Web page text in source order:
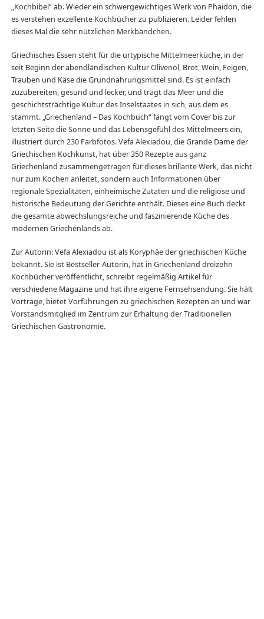
„Kochbibel“ ab. Wieder ein schwergewichtiges Werk von Phaidon, die
es verstehen exzellente Kochbücher zu publizieren. Leider fehlen
dieses Mal die sehr nützlichen Merkbändchen.
Griechisches Essen steht für die urtypische Mittelmeerküche, in der
seit Beginn der abendländischen Kultur Olivenöl, Brot, Wein, Feigen,
Trauben und Käse die Grundnahrungsmittel sind. Es ist einfach
zuzubereiten, gesund und lecker, und trägt das Meer und die
geschichtsträchtige Kultur des Inselstaates in sich, aus dem es
stammt. „Griechenland – Das Kochbuch“ fängt vom Cover bis zur
letzten Seite die Sonne und das Lebensgefühl des Mittelmeers ein,
illustriert durch 230 Farbfotos. Vefa Alexiadou, die Grande Dame der
Griechischen Kochkunst, hat über 350 Rezepte aus ganz
Griechenland zusammengetragen für dieses brillante Werk, das nicht
nur zum Kochen anleitet, sondern auch Informationen über
regionale Spezialitäten, einheimische Zutaten und die religiöse und
historische Bedeutung der Gerichte enthält. Dieses eine Buch deckt
die gesamte abwechslungsreiche und faszinierende Küche des
modernen Griechenlands ab.
Zur Autorin: Vefa Alexiadou ist als Koryphäe der griechischen Küche
bekannt. Sie ist Bestseller-Autorin, hat in Griechenland dreizehn
Kochbücher veröffentlicht, schreibt regelmäßig Artikel für
verschiedene Magazine und hat ihre eigene Fernsehsendung. Sie hält
Vorträge, bietet Vorführungen zu griechischen Rezepten an und war
Vorstandsmitglied im Zentrum zur Erhaltung der Traditionellen
Griechischen Gastronomie.